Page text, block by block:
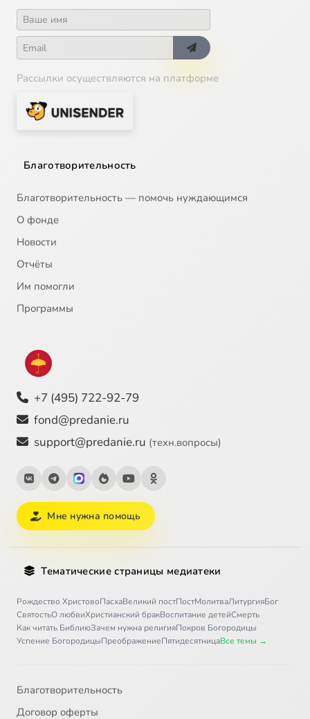
Рассылки осуществляются на платформе
Благотворительность
Благотворительность — помочь нуждающимся
О фонде
Новости
Отчёты
Им помогли
Программы
+7 (495) 722-92-79
fond@predanie.ru
support@predanie.ru (техн.вопросы)
Мне нужна помощь
Тематические страницы медиатеки
Рождество ХристовоПасхаВеликий постПостМолитваЛитургияБог
СвятостьО любвиХристианский бракВоспитание детейСмерть
Как читать БиблиюЗачем нужна религияПокров Богородицы
Успение БогородицыПреображениеПятидесятницаВсе темы →
Благотворительность
Договор оферты